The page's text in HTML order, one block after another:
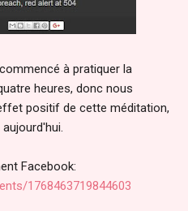
à pratiquer la
heures, donc nous
positif de cette méditation,
Facebook:
1768463719844603